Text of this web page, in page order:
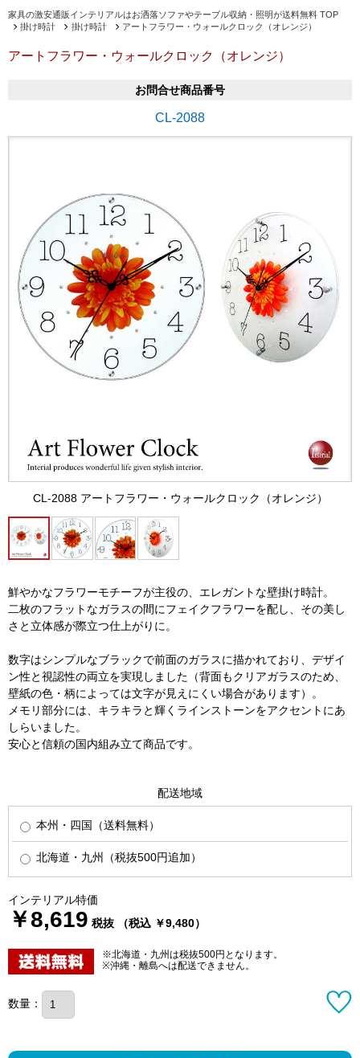
家具の激安通販インテリアルはお洒落ソファやテーブル収納・照明が送料無料 TOP
掛け時計
掛け時計 アートフラワー・ウォールクロック（オレンジ）
アートフラワー・ウォールクロック（オレンジ）
お問合せ商品番号
CL-2088
CL-2088 アートフラワー・ウォールクロック（オレンジ）
鮮やかなフラワーモチーフが主役の、エレガントな壁掛け時計。
二枚のフラットなガラスの間にフェイクフラワーを配し、その美し
さと立体感が際立つ仕上がりに。
数字はシンプルなブラックで前面のガラスに描かれており、デザイ
ン性と視認性の両立を実現しました（背面もクリアガラスのため、
壁紙の色・柄によっては文字が見えにくい場合があります）。
メモリ部分には、キラキラと輝くラインストーンをアクセントにあ
しらいました。
安心と信頼の国内組み立て商品です。
配送地域
本州・四国（送料無料）
北海道・九州（税抜500円追加）
インテリアル特価
￥8,619 税抜 （税込 ￥9,480）
※北海道・九州は税抜500円となります。
※沖縄・離島へは配送できません。
数量：